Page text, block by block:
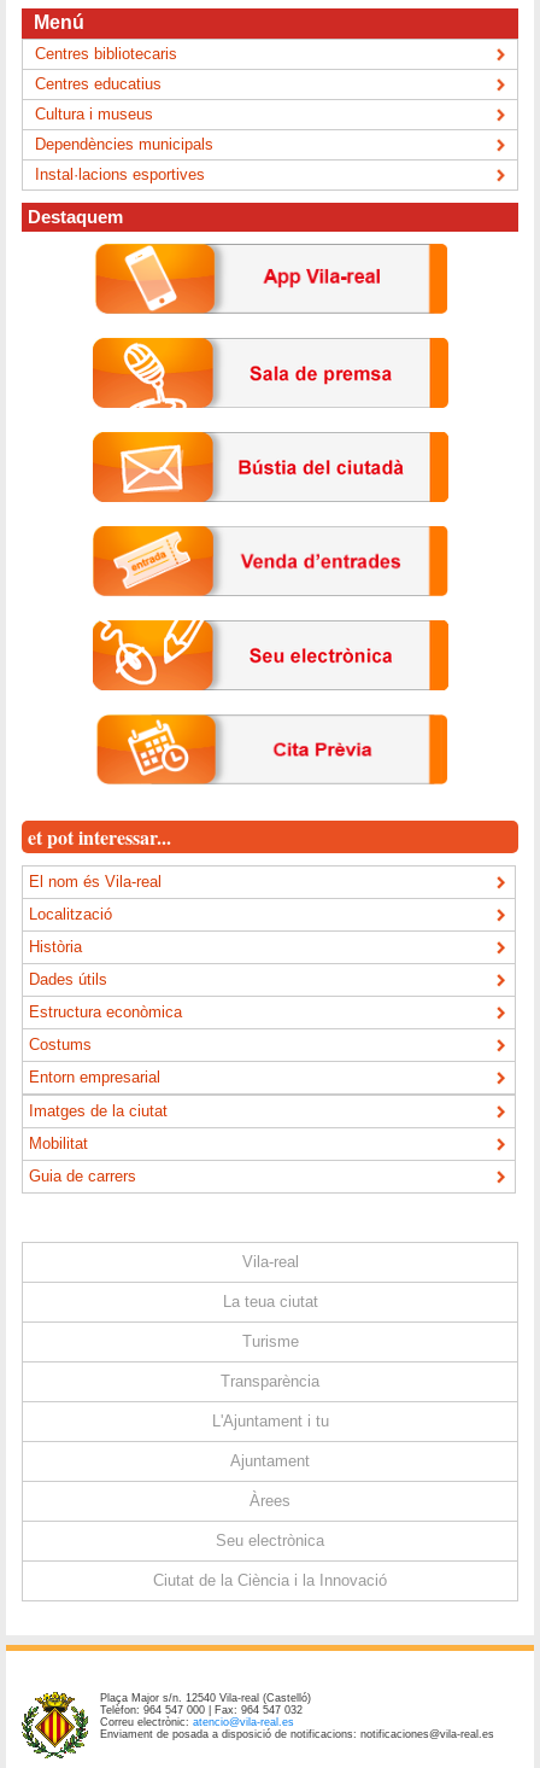
Menú
Centres bibliotecaris
Centres educatius
Cultura i museus
Dependències municipals
Instal·lacions esportives
Destaquem
et pot interessar...
El nom és Vila-real
Localització
Història
Dades útils
Estructura econòmica
Costums
Entorn empresarial
Imatges de la ciutat
Mobilitat
Guia de carrers
Vila-real
La teua ciutat
Turisme
Transparència
L'Ajuntament i tu
Ajuntament
Àrees
Seu electrònica
Ciutat de la Ciència i la Innovació
Plaça Major s/n. 12540 Vila-real (Castelló)
Telèfon: 964 547 000 | Fax: 964 547 032
Correu electrònic:atencio@vila-real.es
Enviament de posada a disposició de notificacions: notificaciones@vila-real.es